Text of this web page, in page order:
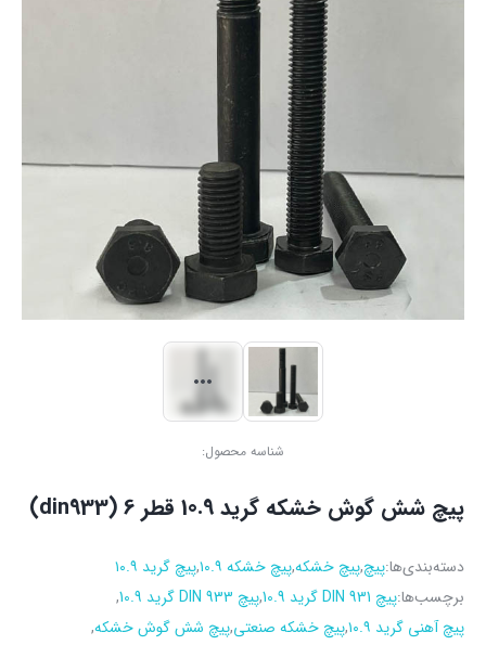
شناسه محصول:
پیچ شش گوش خشکه گرید 10.9 قطر 6 (din933)
دسته‌بندی‌ها:پیچ,پیچ خشکه,پیچ خشکه ۱۰.۹ ,پیچ گرید ۱۰.۹
برچسب‌ها:پیچ DIN 931 گرید 10.9 ,پیچ DIN 933 گرید 10.9
,
پیچ آهنی گرید ۱۰.۹
,پیچ خشکه صنعتی,پیچ شش گوش خشکه,